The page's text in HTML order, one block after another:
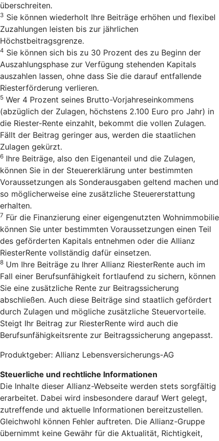
überschreiten.
3 Sie können wiederholt Ihre Beiträge erhöhen und flexibel
Zuzahlungen leisten bis zur jährlichen
Höchstbeitragsgrenze.
4 Sie können sich bis zu 30 Prozent des zu Beginn der
Auszahlungsphase zur Verfügung stehenden Kapitals
auszahlen lassen, ohne dass Sie die darauf entfallende
Riesterförderung verlieren.
5 Wer 4 Prozent seines Brutto-Vorjahreseinkommens
(abzüglich der Zulagen, höchstens 2.100 Euro pro Jahr) in
die Riester-Rente einzahlt, bekommt die vollen Zulagen.
Fällt der Beitrag geringer aus, werden die staatlichen
Zulagen gekürzt.
6 Ihre Beiträge, also den Eigenanteil und die Zulagen,
können Sie in der Steuererklärung unter bestimmten
Voraussetzungen als Sonderausgaben geltend machen und
so möglicherweise eine zusätzliche Steuererstattung
erhalten.
7 Für die Finanzierung einer eigengenutzten Wohnimmobilie
können Sie unter bestimmten Voraussetzungen einen Teil
des geförderten Kapitals entnehmen oder die Allianz
RiesterRente vollständig dafür einsetzen.
8 Um Ihre Beiträge zu Ihrer Allianz RiesterRente auch im
Fall einer Berufsunfähigkeit fortlaufend zu sichern, können
Sie eine zusätzliche Rente zur Beitragssicherung
abschließen. Auch diese Beiträge sind staatlich gefördert
durch Zulagen und mögliche zusätzliche Steuervorteile.
Steigt Ihr Beitrag zur RiesterRente wird auch die
Berufsunfähigkeitsrente zur Beitragssicherung angepasst.
Produktgeber: Allianz Lebensversicherungs-AG
Steuerliche und rechtliche Informationen
Die Inhalte dieser Allianz-Webseite werden stets sorgfältig
erarbeitet. Dabei wird insbesondere darauf Wert gelegt,
zutreffende und aktuelle Informationen bereitzustellen.
Gleichwohl können Fehler auftreten. Die Allianz-Gruppe
übernimmt keine Gewähr für die Aktualität, Richtigkeit,